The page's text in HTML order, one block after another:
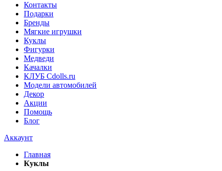
Контакты
Подарки
Бренды
Мягкие игрушки
Куклы
Фигурки
Медведи
Качалки
КЛУБ Cdolls.ru
Модели автомобилей
Декор
Акции
Помощь
Блог
Аккаунт
Главная
Куклы